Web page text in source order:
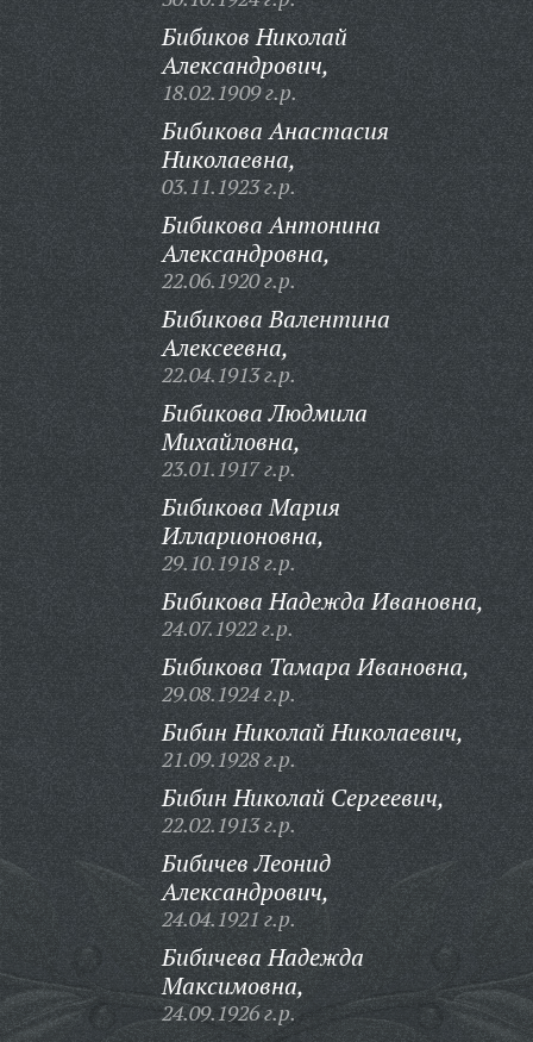
Бибиков Николай
Александрович,
18.02.1909 г.р.
Бибикова Анастасия
Николаевна,
03.11.1923 г.р.
Бибикова Антонина
Александровна,
22.06.1920 г.р.
Бибикова Валентина
Алексеевна,
22.04.1913 г.р.
Бибикова Людмила
Михайловна,
23.01.1917 г.р.
Бибикова Мария
Илларионовна,
29.10.1918 г.р.
Бибикова Надежда Ивановна,
24.07.1922 г.р.
Бибикова Тамара Ивановна,
29.08.1924 г.р.
Бибин Николай Николаевич,
21.09.1928 г.р.
Бибин Николай Сергеевич,
22.02.1913 г.р.
Бибичев Леонид
Александрович,
24.04.1921 г.р.
Бибичева Надежда
Максимовна,
24.09.1926 г.р.